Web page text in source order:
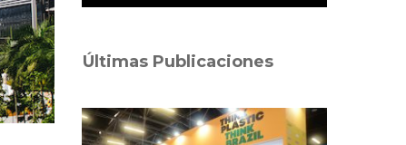
Últimas Publicaciones